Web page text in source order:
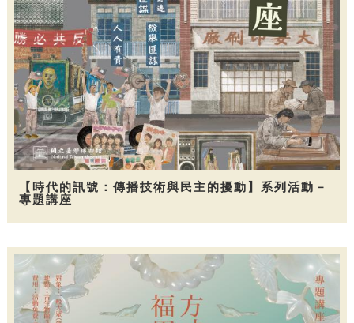
【時代的訊號：傳播技術與民主的擾動】系列活動－
專題講座